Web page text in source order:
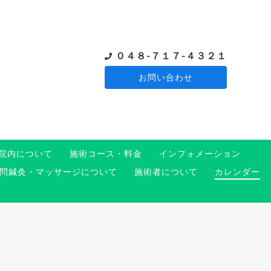
０４８-７１７-４３２１
お問い合わせ
内について 施術コース・料金
インフォメーション
問鍼灸・マッサージについて 施術者について
カレンダー